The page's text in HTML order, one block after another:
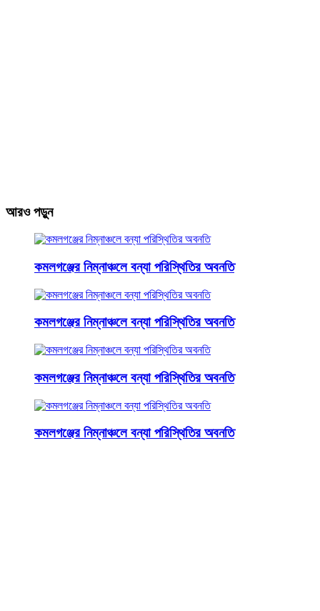
আরও পড়ুন
কমলগঞ্জের নিম্নাঞ্চলে বন্যা পরিস্থিতির অবনতি
কমলগঞ্জের নিম্নাঞ্চলে বন্যা পরিস্থিতির অবনতি
কমলগঞ্জের নিম্নাঞ্চলে বন্যা পরিস্থিতির অবনতি
কমলগঞ্জের নিম্নাঞ্চলে বন্যা পরিস্থিতির অবনতি